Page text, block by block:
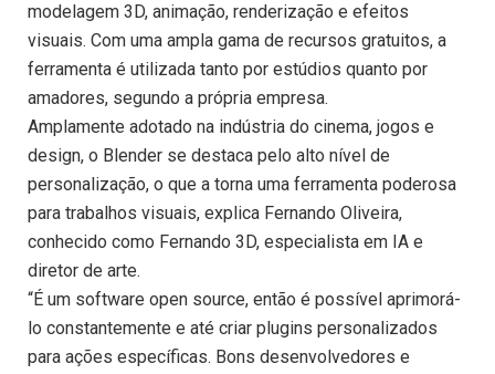
modelagem 3D, animação, renderização e efeitos
visuais. Com uma ampla gama de recursos gratuitos, a
ferramenta é utilizada tanto por estúdios quanto por
amadores, segundo a própria empresa.
Amplamente adotado na indústria do cinema, jogos e
design, o Blender se destaca pelo alto nível de
personalização, o que a torna uma ferramenta poderosa
para trabalhos visuais, explica Fernando Oliveira,
conhecido como Fernando 3D, especialista em IA e
diretor de arte.
“É um software open source, então é possível aprimorá-
lo constantemente e até criar plugins personalizados
para ações específicas. Bons desenvolvedores e